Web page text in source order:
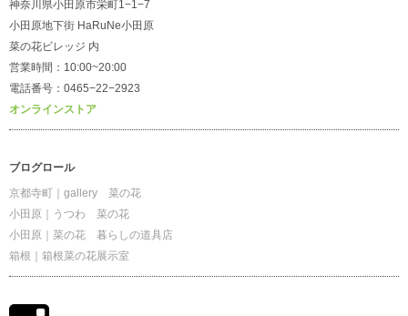
神奈川県小田原市栄町1−1−7
小田原地下街 HaRuNe小田原
菜の花ビレッジ 内
営業時間：10:00~20:00
電話番号：0465−22−2923
オンラインストア
ブログロール
京都寺町｜gallery 菜の花
小田原｜うつわ 菜の花
小田原｜菜の花 暮らしの道具店
箱根｜箱根菜の花展示室